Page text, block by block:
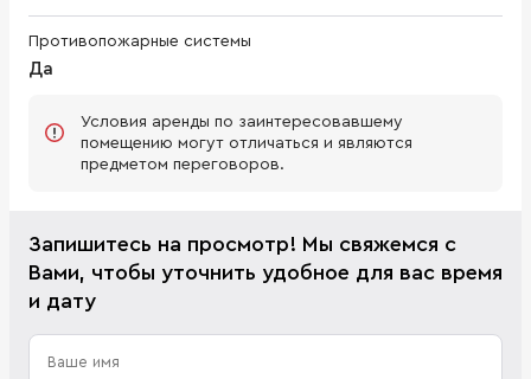
Противопожарные системы
Да
Условия аренды по заинтересовавшему
помещению могут отличаться и являются
предметом переговоров.
Запишитесь на просмотр! Мы свяжемся с
Вами, чтобы уточнить удобное для вас время
и дату